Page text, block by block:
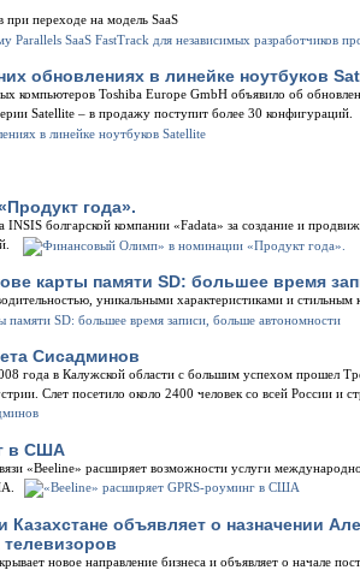
переходе на модель SaaS
обновлениях в линейке ноутбуков
компьютеров Toshiba Europe GmbH объявило об
Satellite – в продажу поступит более 30 конфигураций.
года».
болгарской компании «Fadata» за создание и
карты памяти SD: большее время
уникальными характеристиками и стильным
Сисадминов
года в Калужской области с большим успехом прошел
Слет посетило около 2400 человек со всей России и
в США
«Beeline» расширяет возможности услуги
Казахстане объявляет о назначении
новое направление бизнеса и объявляет о начале